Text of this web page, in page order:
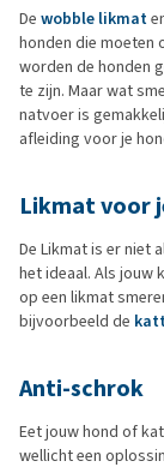
De wobble likmat
honden die moeten
worden de honden
te zijn. Maar wat
natvoer is
afleiding voor je
Likmat voor
De Likmat is er niet
het ideaal. Als jouw
op een likmat
bijvoorbeeld de
Anti-schrok
Eet jouw hond of
wellicht een